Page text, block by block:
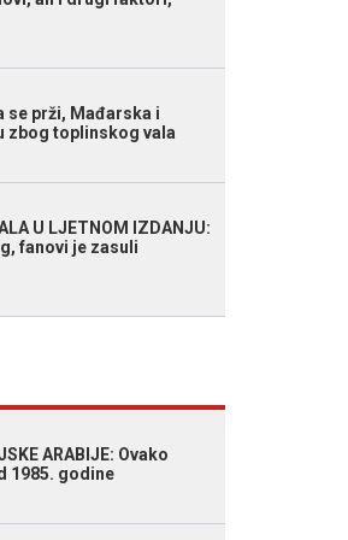
se prži, Mađarska i
zbog toplinskog vala
U LJETNOM IZDANJU:
fanovi je zasuli
ARABIJE: Ovako
1985. godine